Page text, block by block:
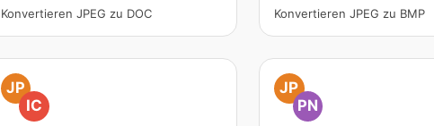
Konvertieren JPEG zu DOC Konvertieren JPEG zu BMP
JP
IC
JP
PN